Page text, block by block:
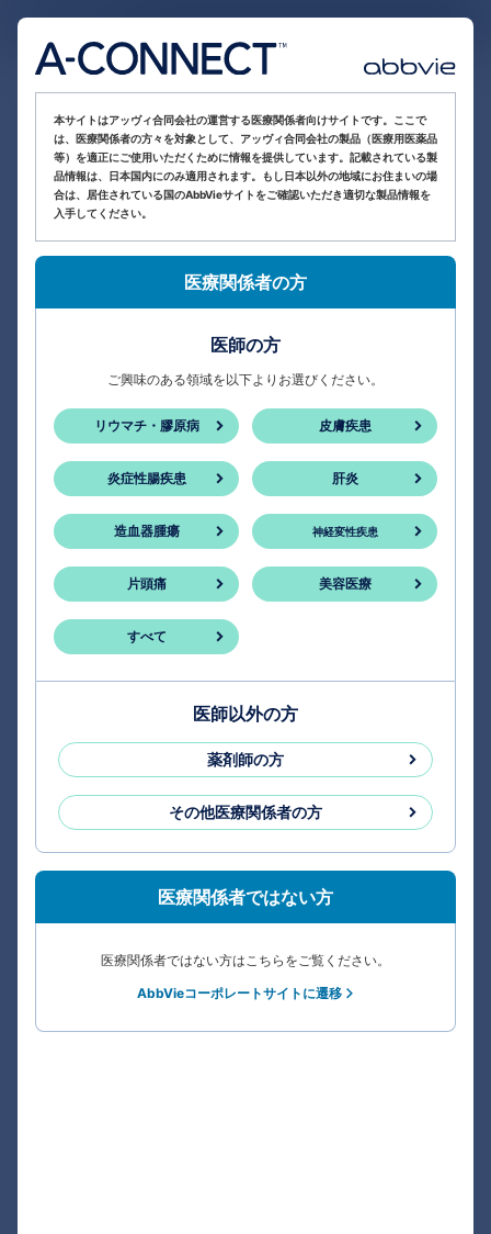
本サイトはアッヴィ合同会社の運営する医療関係者向けサイトです。ここで
は、医療関係者の方々を対象として、アッヴィ合同会社の製品（医療用医薬品
等）を適正にご使用いただくために情報を提供しています。記載されている製
品情報は、日本国内にのみ適用されます。もし日本以外の地域にお住まいの場
合は、居住されている国のAbbVieサイトをご確認いただき適切な製品情報を
入手してください。
医療関係者の方
医師の方
ご興味のある領域を以下よりお選びください。
リウマチ・膠原病 皮膚疾患
炎症性腸疾患 肝炎
造血器腫瘍 神経変性疾患
片頭痛 美容医療
すべて
医師以外の方
薬剤師の方
その他医療関係者の方
医療関係者ではない方
医療関係者ではない方はこちらをご覧ください。
AbbVieコーポレートサイトに遷移